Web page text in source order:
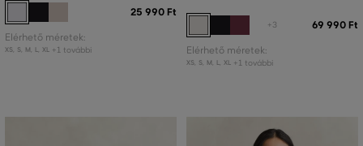
25 990 Ft
Elérhető méretek:
XS, S, M L, XL +1 további
+3 69 990 Ft
Elérhető méretek:
XS, S, M L, XL +1 további